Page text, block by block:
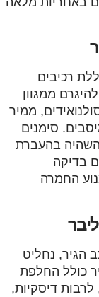
רכיבים
ממגוון
ממיר
סימנים
בהעברת
בדיקה
החמרה
הגיר, נחליט
כולל החלפת
לרבות דיסקיות,